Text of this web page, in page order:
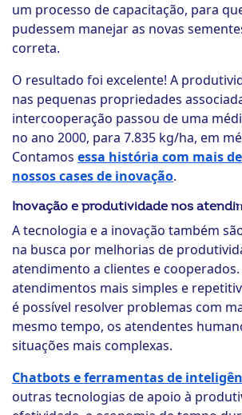
um processo de capacitação, para
pudessem manejar as novas
correta.
O resultado foi excelente! A
nas pequenas propriedades
intercooperação passou de uma
no ano 2000, para 7.835 kg/ha, em
Contamos essa história com mais
nossos cases de inovação.
Inovação e produtividade nos
A tecnologia e a inovação também
na busca por melhorias de
atendimento a clientes e
atendimentos mais simples e
é possível resolver problemas com
mesmo tempo, os atendentes
situações mais complexas.
Chatbots e ferramentas de
outras tecnologias de apoio à